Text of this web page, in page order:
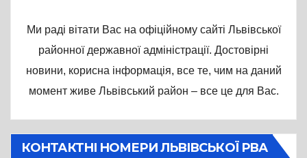
Ми раді вітати Вас на офіційному сайті Львівської
районної державної адміністрації. Достовірні
новини, корисна інформація, все те, чим на даний
момент живе Львівський район – все це для Вас.
КОНТАКТНІ НОМЕРИ ЛЬВІВСЬКОЇ РВА